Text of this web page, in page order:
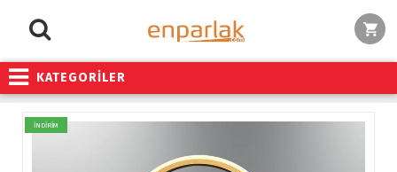
KATEGORİLER
İNDİRİM